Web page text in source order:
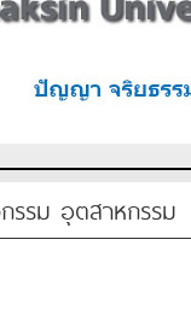
รรม อุตสาหกรรม